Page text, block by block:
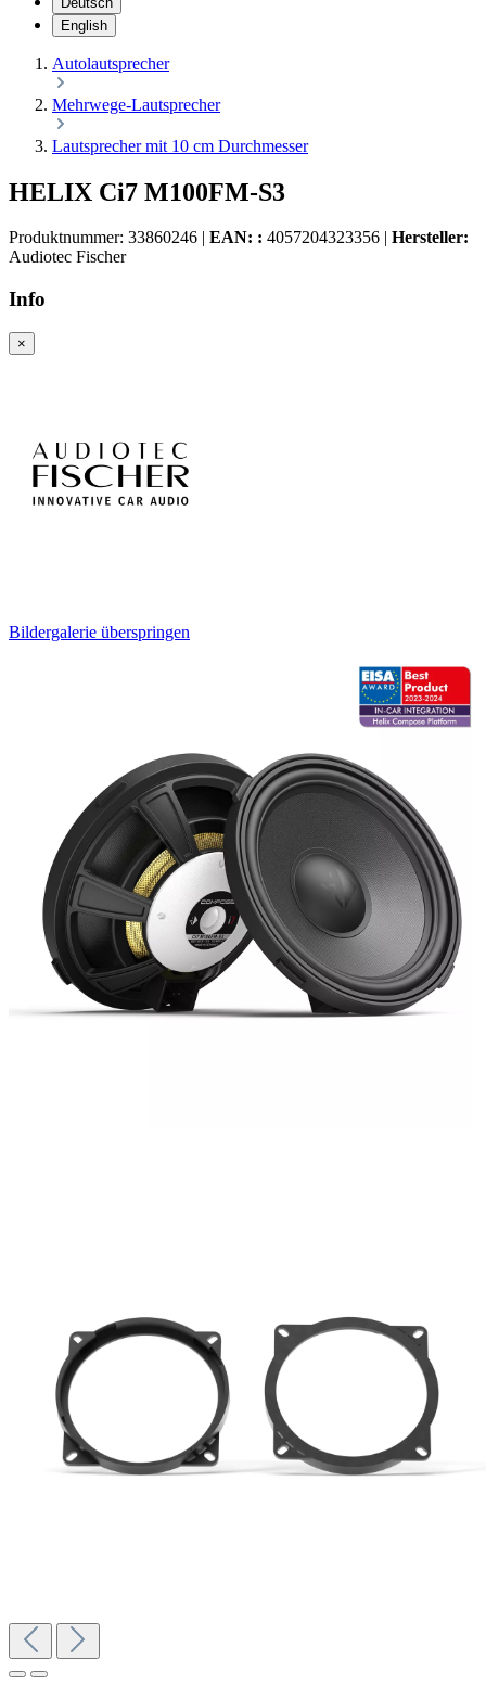
English
Autolautsprecher
Mehrwege-Lautsprecher
Lautsprecher mit 10 cm Durchmesser
HELIX Ci7 M100FM-S3
Produktnummer: 33860246 EAN: : 4057204323356
Hersteller:
Audiotec Fischer
Info
×
Bildergalerie überspringen